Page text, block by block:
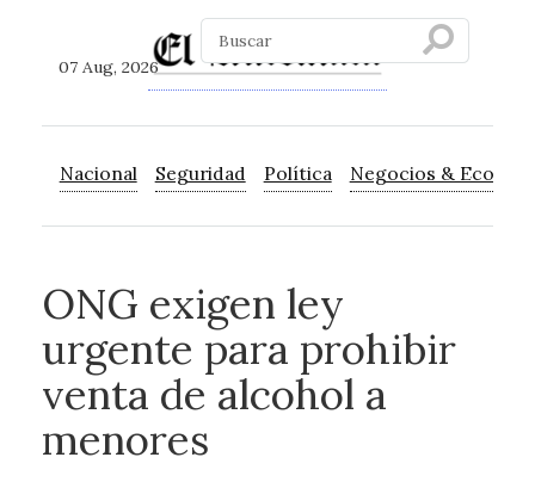
07 Aug, 2026
Nacional Seguridad Política Negocios &
ONG exigen ley
urgente para prohibir
venta de alcohol a
menores